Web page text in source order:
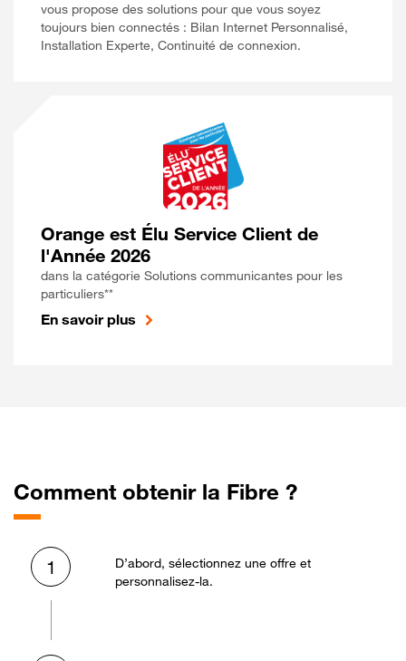
vous propose des solutions pour que vous soyez
toujours bien connectés : Bilan Internet Personnalisé,
Installation Experte, Continuité de connexion.
Orange est Élu Service Client de
l'Année 2026
dans la catégorie Solutions communicantes pour les
particuliers**
En savoir plus
Comment obtenir la Fibre ?
1
D’abord, sélectionnez une offre et
personnalisez-la.